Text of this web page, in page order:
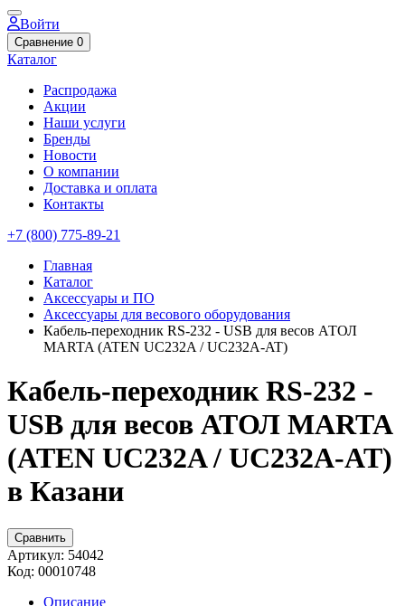
Войти
Сравнение 0
Каталог
Распродажа
Акции
Наши услуги
Бренды
Новости
О компании
Доставка и оплата
Контакты
+7 (800) 775-89-21
Главная
Каталог
Аксессуары и ПО
Аксессуары для весового оборудования
Кабель-переходник RS-232 - USB для весов АТОЛ
MARTA (ATEN UC232A / UC232A-AT)
Кабель-переходник RS-232 -
USB для весов АТОЛ MARTA
(ATEN UC232A / UC232A-AT)
в Казани
Сравнить
Артикул: 54042
Код: 00010748
Описание